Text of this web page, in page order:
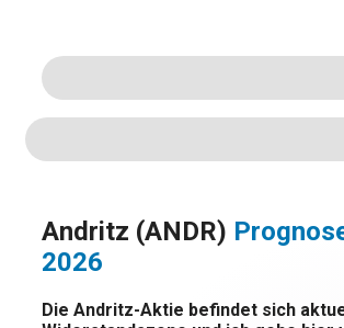
springen
Andritz (ANDR)
2026
Die Andritz-Aktie befindet sich